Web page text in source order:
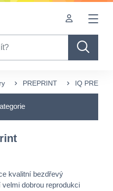
PREPRINT IQ
kvalitní bezdřevý
dobrou reprodukci